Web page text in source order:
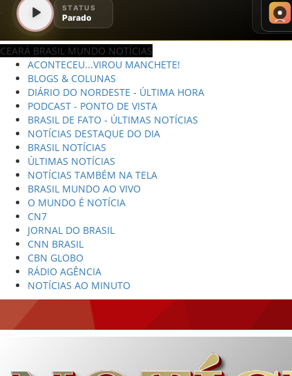
CEARÁ BRASIL MUNDO NOTÍCIAS
ACONTECEU...VIROU MANCHETE!
BLOGS & COLUNAS
DIÁRIO DO NORDESTE - ÚLTIMA HORA
PODCAST - PONTO DE VISTA
BRASIL DE FATO - ÚLTIMAS NOTÍCIAS
NOTÍCIAS DESTAQUE DO DIA
BRASIL NOTÍCIAS
ÚLTIMAS NOTÍCIAS
NOTÍCIAS TAMBÉM NA TELA
BRASIL MUNDO AO VIVO
O MUNDO É NOTÍCIA
CN7
JORNAL DO BRASIL
CNN BRASIL
CBN GLOBO
RÁDIO AGÊNCIA
NOTÍCIAS AO MINUTO